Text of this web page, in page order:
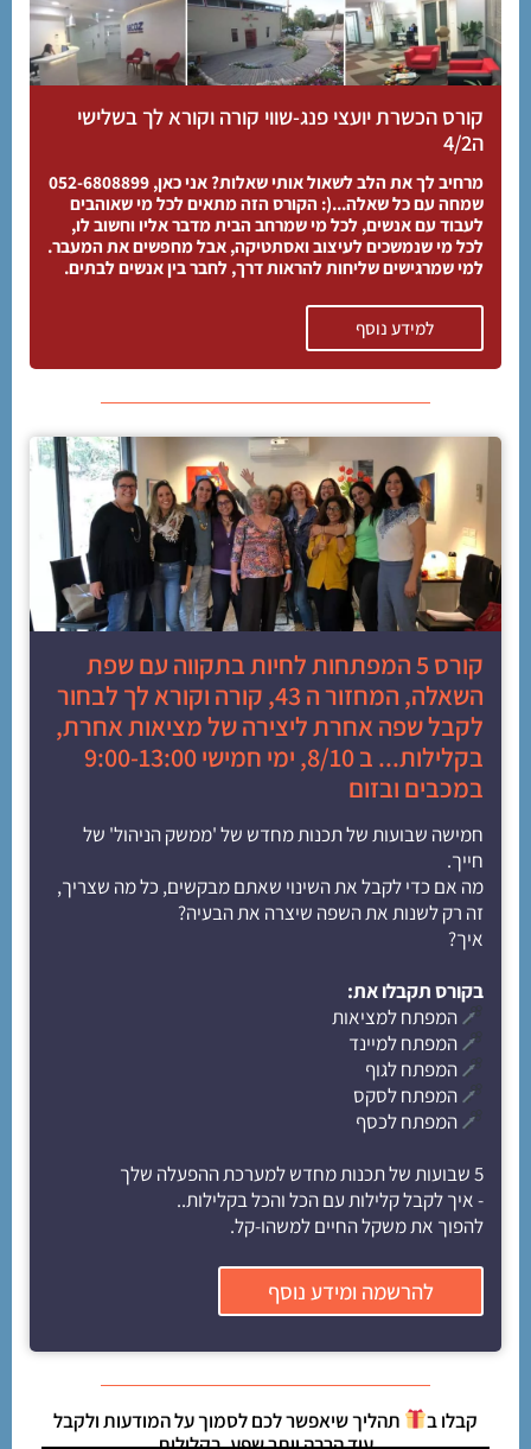
קורס הכשרת יועצי פנג-שווי קורה וקורא לך בשלישי
ה4/2
מרחיב לך את הלב לשאול אותי שאלות? אני כאן, 052-6808899
שמחה עם כל שאלה...(: הקורס הזה מתאים לכל מי שאוהבים
לעבוד עם אנשים, לכל מי שמרחב הבית מדבר אליו וחשוב לו,
לכל מי שנמשכים לעיצוב ואסתטיקה, אבל מחפשים את המעבר.
למי שמרגישים שליחות להראות דרך, לחבר בין אנשים לבתים.
למידע נוסף
קורס 5 המפתחות לחיות בתקווה עם שפת
השאלה, המחזור ה 43, קורה וקורא לך לבחור
לקבל שפה אחרת ליצירה של מציאות אחרת,
בקלילות... ב 8/10, ימי חמישי 9:00-13:00
במכבים ובזום
חמישה שבועות של תכנות מחדש של 'ממשק הניהול' של
חייך.
מה אם כדי לקבל את השינוי שאתם מבקשים, כל מה שצריך,
זה רק לשנות את השפה שיצרה את הבעיה?
איך?
בקורס תקבלו את:
המפתח למציאות
המפתח למיינד
המפתח לגוף
המפתח לסקס
המפתח לכסף
5 שבועות של תכנות מחדש למערכת ההפעלה שלך
- איך לקבל קלילות עם הכל והכל בקלילות..
להפוך את משקל החיים למשהו-קל.
להרשמה ומידע נוסף
קבלו ב
תהליך שיאפשר לכם לסמוך על המודעות ולקבל